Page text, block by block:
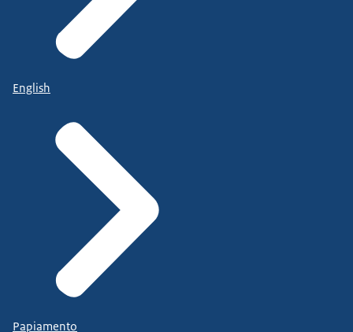
English
Papiamento